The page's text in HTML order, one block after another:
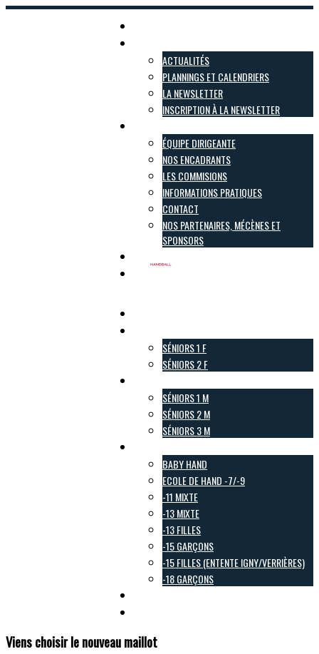
ACTUALITÉS
PLANNINGS ET CALENDRIERS
LA NEWSLETTER
INSCRIPTION À LA NEWSLETTER
ÉQUIPE DIRIGEANTE
NOS ENCADRANTS
LES COMMISIONS
INFORMATIONS PRATIQUES
CONTACT
NOS PARTENAIRES, MÉCÈNES ET
SPONSORS
SÉNIORS 1 F
SÉNIORS 2 F
SÉNIORS 1 M
SÉNIORS 2 M
SÉNIORS 3 M
BABY HAND
ECOLE DE HAND -7/-9
-11 MIXTE
-13 MIXTE
-13 FILLES
-15 GARÇONS
-15 FILLES (ENTENTE IGNY/VERRIÈRES)
-18 GARÇONS
Viens choisir le nouveau maillot